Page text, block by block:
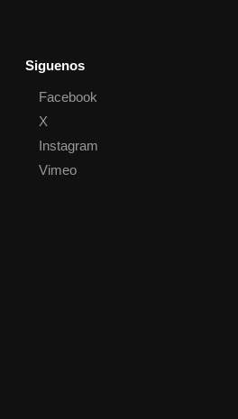
Siguenos
Facebook
X
Instagram
Vimeo